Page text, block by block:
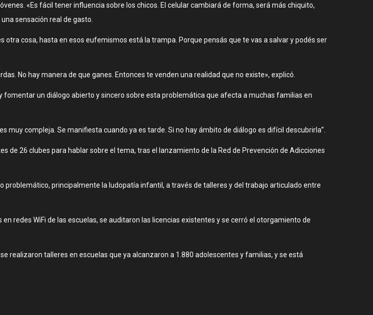
«Es fácil tener influencia sobre los chicos. El celular cambiará de forma, será más chiquito,
sensación real de gasto.
otra cosa, hasta en esos eufemismos está la trampa. Porque pensás que te vas a salvar y podés ser
No hay manera de que ganes. Entonces te venden una realidad que no existe», explicó.
fomentar un diálogo abierto y sincero sobre esta problemática que afecta a muchas familias en
muy compleja. Se manifiesta cuando ya es tarde. Si no hay ámbito de diálogo es difícil descubrirla”.
de 26 clubes para hablar sobre el tema, tras el lanzamiento de la Red de Prevención de Adicciones
principalmente la ludopatía infantil, a través de talleres y del trabajo articulado entre
redes WiFi de las escuelas, se auditaron las licencias existentes y se cerró el otorgamiento de
realizaron talleres en escuelas que ya alcanzaron a 1.880 adolescentes y familias, y se está